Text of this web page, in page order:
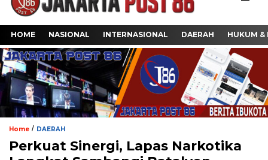
HOME NASIONAL INTERNASIONAL DAERAH HUKUM &
Home / DAERAH
Perkuat Sinergi, Lapas Narkotika